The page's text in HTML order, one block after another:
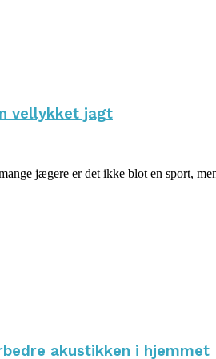
vellykket jagt
jægere er det ikke blot en sport,
akustikken i hjemmet